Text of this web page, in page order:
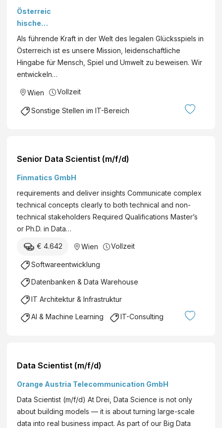
(all
genders)
Österreic
hische
Lotterien
Wien
Vollzeit
Ab sofort
Österreic
hische
Lotterien
GmbH
Als führende Kraft in der Welt des legalen Glücksspiels in
Österreich ist es unsere Mission, leidenschaftliche
Hingabe für Mensch, Spiel und Umwelt zu beweisen. Wir
entwickeln…
Wien Vollzeit
Sonstige Stellen im IT-Bereich
Senior Data Scientist (m/f/d)
Finmatics GmbH
requirements and deliver insights Communicate complex
technical concepts clearly to both technical and non-
technical stakeholders Required Qualifications Master’s
or Ph.D. in Data…
€ 4.642 Wien Vollzeit
Softwareentwicklung
Datenbanken & Data Warehouse
IT Architektur & Infrastruktur
AI & Machine Learning IT-Consulting
Data Scientist (m/f/d)
Orange Austria Telecommunication GmbH
Data Scientist (m/f/d) At Drei, Data Science is not only
about building models — it is about turning large-scale
data into real business impact. As part of our Big Data